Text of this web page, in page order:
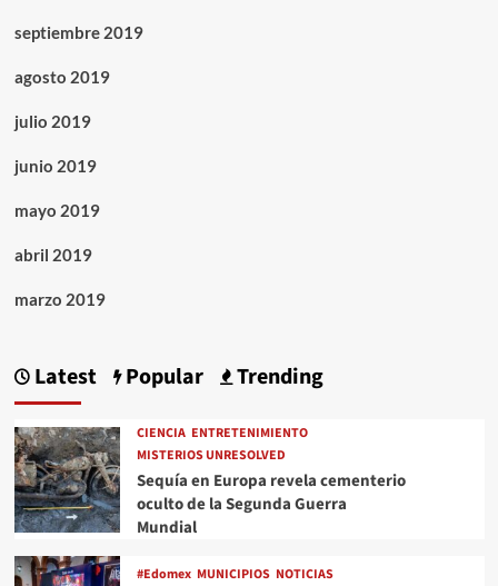
septiembre 2019
agosto 2019
julio 2019
junio 2019
mayo 2019
abril 2019
marzo 2019
Latest Popular Trending
CIENCIA ENTRETENIMIENTO
MISTERIOS UNRESOLVED
Sequía en Europa revela cementerio
oculto de la Segunda Guerra
Mundial
#Edomex MUNICIPIOS NOTICIAS